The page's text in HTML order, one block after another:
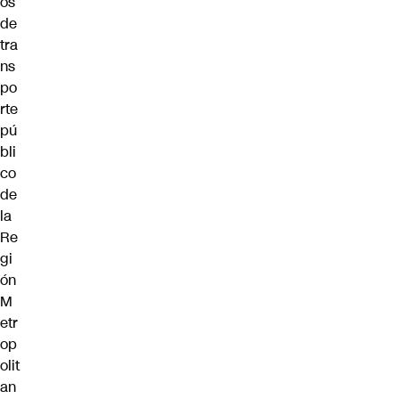
de
tra
ns
po
rte
pú
bli
co
de
la
Re
gi
ón
M
etr
op
olit
an